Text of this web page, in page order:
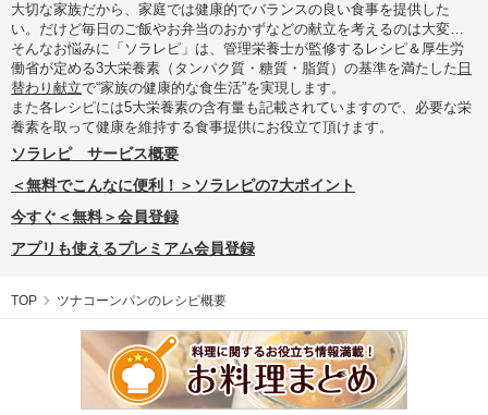
大切な家族だから、家庭では健康的でバランスの良い食事を提供した
い。だけど毎日のご飯やお弁当のおかずなどの献立を考えるのは大変…
そんなお悩みに「ソラレピ」は、管理栄養士が監修するレシピ＆厚生労
働省が定める3大栄養素（タンパク質・糖質・脂質）の基準を満たした 日
替わり献立で“家族の健康的な食生活”を実現します。
また各レシピには5大栄養素の含有量も記載されていますので、必要な栄
養素を取って健康を維持する食事提供にお役立て頂けます。
ソラレピ サービス概要
＜無料でこんなに便利！＞ソラレピの7大ポイント
今すぐ＜無料＞会員登録
アプリも使えるプレミアム会員登録
TOP ツナコーンパンのレシピ概要